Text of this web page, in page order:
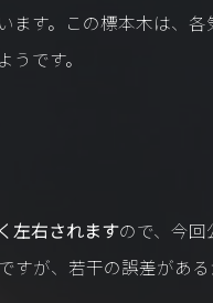
す。この標本木は、
です。
左右されますので、今
すが、若干の誤差があ